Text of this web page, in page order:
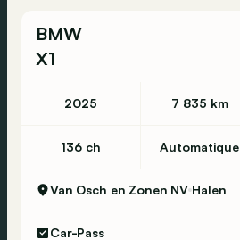
BMW
X1
2025 7 835 km
136 ch Automatique
Van Osch en Zonen NV Halen
Car-Pass